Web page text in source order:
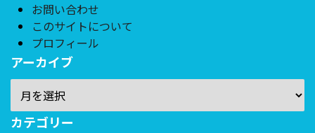
お問い合わせ
このサイトについて
プロフィール
アーカイブ
カテゴリー